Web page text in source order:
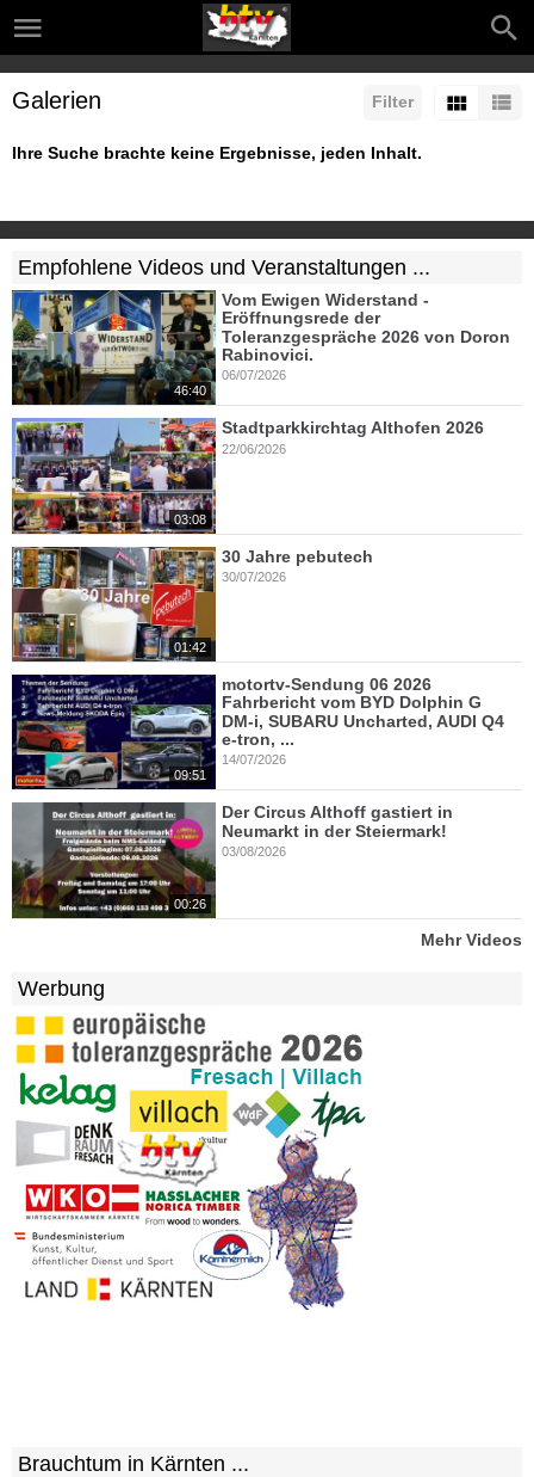
Filter
Galerien
Ihre Suche brachte keine Ergebnisse, jeden Inhalt.
Empfohlene Videos und Veranstaltungen ...
46:40
Vom Ewigen Widerstand -
Eröffnungsrede der
Toleranzgespräche 2026 von Doron
Rabinovici.
06/07/2026
03:08
Stadtparkkirchtag Althofen 2026
22/06/2026
01:42
30 Jahre pebutech
30/07/2026
09:51
motortv-Sendung 06 2026
Fahrbericht vom BYD Dolphin G
DM-i, SUBARU Uncharted, AUDI Q4
e-tron, ...
14/07/2026
00:26
Der Circus Althoff gastiert in
Neumarkt in der Steiermark!
03/08/2026
Mehr Videos
Werbung
Brauchtum in Kärnten ...